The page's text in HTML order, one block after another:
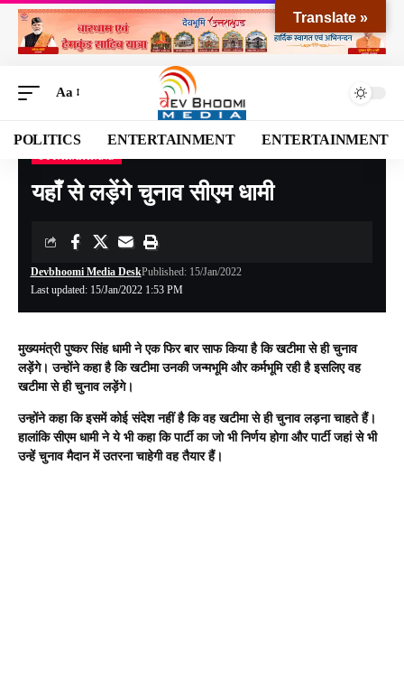
Aa
POLITICS ENTERTAINMENT ENTERTAINMENT
Devbhoomi Media>Blog>NATIONAL>UTTARAKHAND
यहाँ से लड़ेंगे चुनाव सीएम धामी
Last updated: 15/Jan/2022 1:53 PM
Devbhoomi Media DeskPublished: 15/Jan/2022
मुख्यमंत्री पुष्कर सिंह धामी ने एक फिर बार साफ किया है कि खटीमा से ही चुनाव
लड़ेंगे। उन्होंने कहा है कि खटीमा उनकी जन्मभूमि और कर्मभूमि रही है इसलिए वह
खटीमा से ही चुनाव लड़ेंगे।
उन्होंने कहा कि इसमें कोई संदेश नहीं है कि वह खटीमा से ही चुनाव लड़ना चाहते हैं।
हालांकि सीएम धामी ने ये भी कहा कि पार्टी का जो भी निर्णय होगा और पार्टी जहां से भी
उन्हें चुनाव मैदान में उतरना चाहेगी वह तैयार हैं।
Translate »